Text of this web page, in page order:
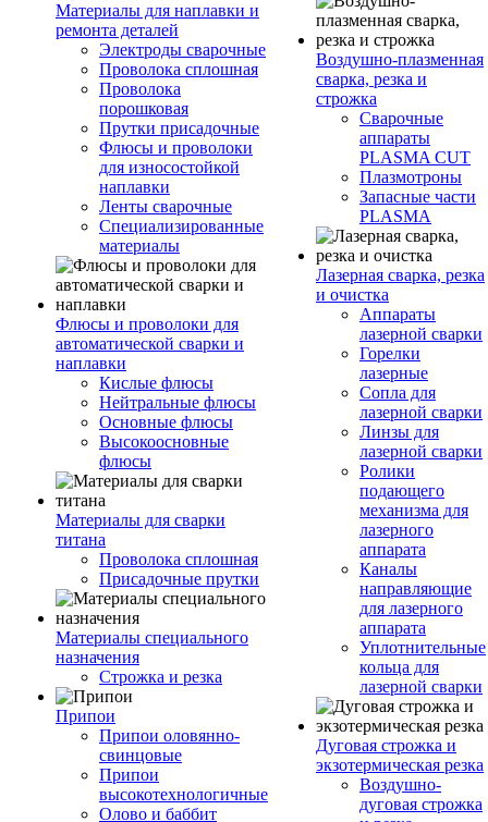
Материалы для наплавки и
ремонта деталей
Электроды сварочные
Проволока сплошная
Проволока
порошковая
Прутки присадочные
Флюсы и проволоки
для износостойкой
наплавки
Ленты сварочные
Специализированные
материалы
Флюсы и проволоки для
автоматической сварки и
наплавки
Кислые флюсы
Нейтральные флюсы
Основные флюсы
Высокоосновные
флюсы
Материалы для сварки
титана
Проволока сплошная
Присадочные прутки
Материалы специального
назначения
Строжка и резка
Припои
Припои оловянно-
свинцовые
Припои
высокотехнологичные
Олово и баббит
Воздушно-плазменная
сварка, резка и
строжка
Сварочные
аппараты
PLASMA CUT
Плазмотроны
Запасные части
PLASMA
Лазерная сварка, резка
и очистка
Аппараты
лазерной сварки
Горелки
лазерные
Сопла для
лазерной сварки
Линзы для
лазерной сварки
Ролики
подающего
механизма для
лазерного
аппарата
Каналы
направляющие
для лазерного
аппарата
Уплотнительные
кольца для
лазерной сварки
Дуговая строжка и
экзотермическая резка
Воздушно-
дуговая строжка